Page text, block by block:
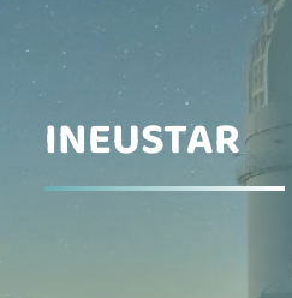
INEUSTAR